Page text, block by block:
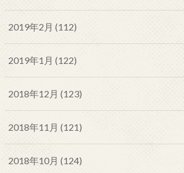
2019年2月 (112)
2019年1月 (122)
2018年12月 (123)
2018年11月 (121)
2018年10月 (124)